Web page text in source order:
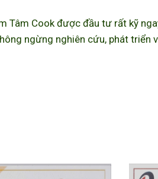
Tâm Cook được đầu tư rất kỹ
ngừng nghiên cứu, phát